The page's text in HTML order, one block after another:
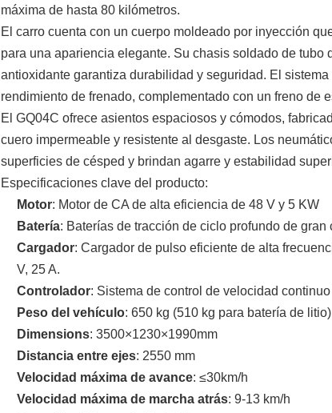
máxima de hasta 80 kilómetros.
El carro cuenta con un cuerpo moldeado por inyección
para una apariencia elegante. Su chasis soldado de
antioxidante garantiza durabilidad y seguridad. El
rendimiento de frenado, complementado con un freno de
El GQ04C ofrece asientos espaciosos y cómodos,
cuero impermeable y resistente al desgaste. Los
superficies de césped y brindan agarre y estabilidad
Especificaciones clave del producto:
Motor: Motor de CA de alta eficiencia de 48 V y 5 KW
Batería: Baterías de tracción de ciclo profundo de gran
Cargador: Cargador de pulso eficiente de alta
V, 25 A.
Controlador: Sistema de control de velocidad
Peso del vehículo: 650 kg (510 kg para batería de litio)
Dimensions: 3500×1230×1990mm
Distancia entre ejes: 2550 mm
Velocidad máxima de avance: ≤30km/h
Velocidad máxima de marcha atrás: 9-13 km/h